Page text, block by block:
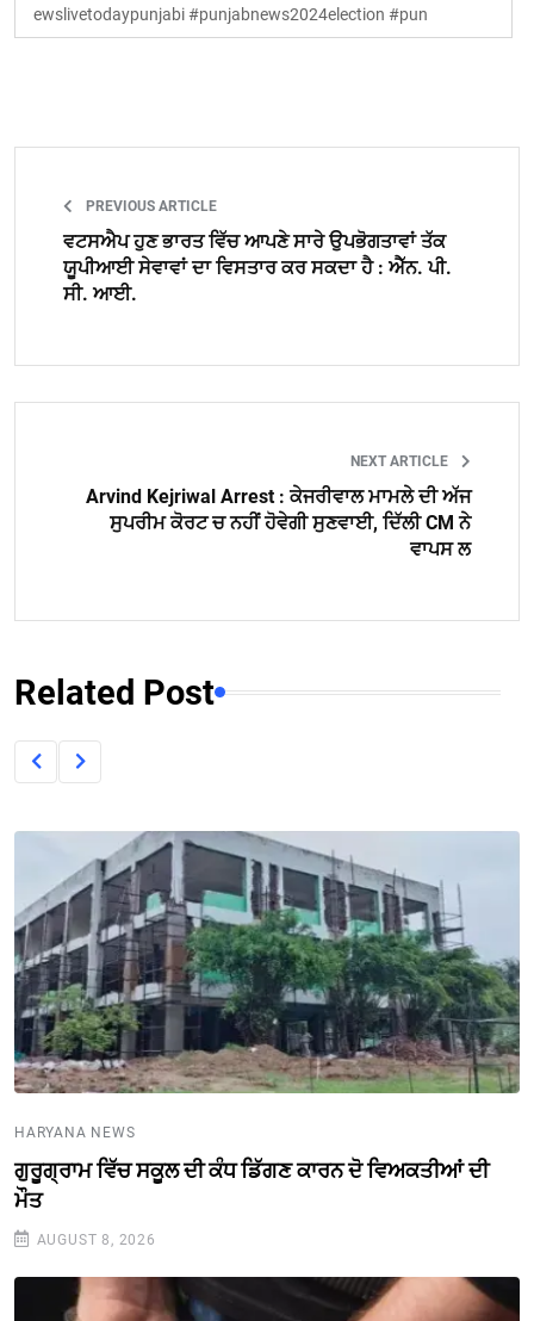
ewslivetodaypunjabi #punjabnews2024election #pun
PREVIOUS ARTICLE
ਵਟਸਐਪ ਹੁਣ ਭਾਰਤ ਵਿੱਚ ਆਪਣੇ ਸਾਰੇ ਉਪਭੋਗਤਾਵਾਂ ਤੱਕ
ਯੂਪੀਆਈ ਸੇਵਾਵਾਂ ਦਾ ਵਿਸਤਾਰ ਕਰ ਸਕਦਾ ਹੈ : ਐੱਨ. ਪੀ.
ਸੀ. ਆਈ.
NEXT ARTICLE
Arvind Kejriwal Arrest : ਕੇਜਰੀਵਾਲ ਮਾਮਲੇ ਦੀ ਅੱਜ
ਸੁਪਰੀਮ ਕੋਰਟ ਚ ਨਹੀਂ ਹੋਵੇਗੀ ਸੁਣਵਾਈ, ਦਿੱਲੀ CM ਨੇ
ਵਾਪਸ ਲ
Related Post
HARYANA NEWS
ਗੁਰੂਗ੍ਰਾਮ ਵਿੱਚ ਸਕੂਲ ਦੀ ਕੰਧ ਡਿੱਗਣ ਕਾਰਨ ਦੋ ਵਿਅਕਤੀਆਂ ਦੀ
ਮੌਤ
AUGUST 8, 2026